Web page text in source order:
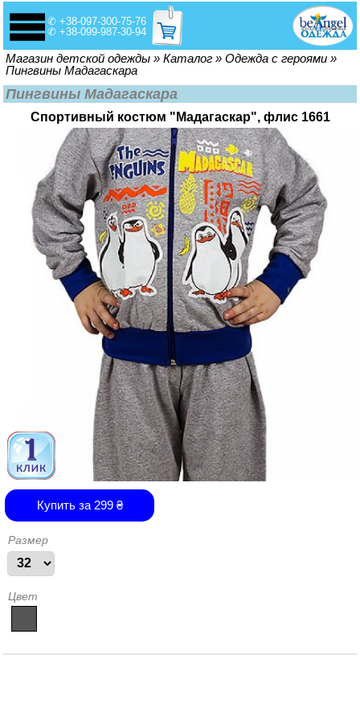
✆ +38-097-300-75-76
✆ +38-099-987-30-94
Вы здесь
Магазин детской одежды » Каталог » Одежда с героями »
Пингвины Мадагаскара
Пингвины Мадагаскара
Спортивный костюм "Мадагаскар", флис 1661
Купить за 299₴
Размер
Цвет